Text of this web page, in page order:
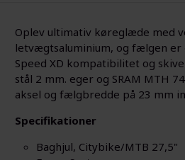
Oplev ultimativ køreglæde med
letvægtsaluminium, og fælgen er
Speed XD kompatibilitet og
stål 2 mm. eger og SRAM MTH
aksel og fælgbredde på 23 mm
Specifikationer
Baghjul, Citybike/MTB 27,5"